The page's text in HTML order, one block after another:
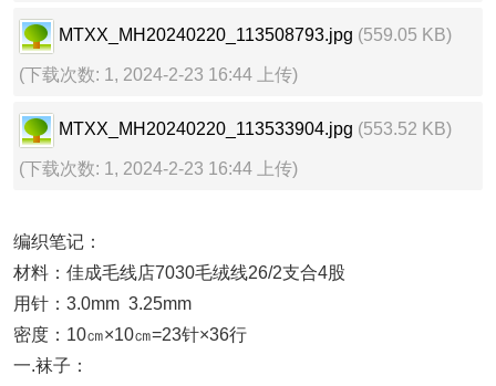
MTXX_MH20240220_113508793.jpg (559.05 KB)
(下载次数: 1, 2024-2-23 16:44 上传)
MTXX_MH20240220_113533904.jpg (553.52 KB)
(下载次数: 1, 2024-2-23 16:44 上传)
编织笔记：
材料：佳成毛线店7030毛绒线26/2支合4股
用针：3.0mm 3.25mm
密度：10㎝×10㎝=23针×36行
一.袜子：